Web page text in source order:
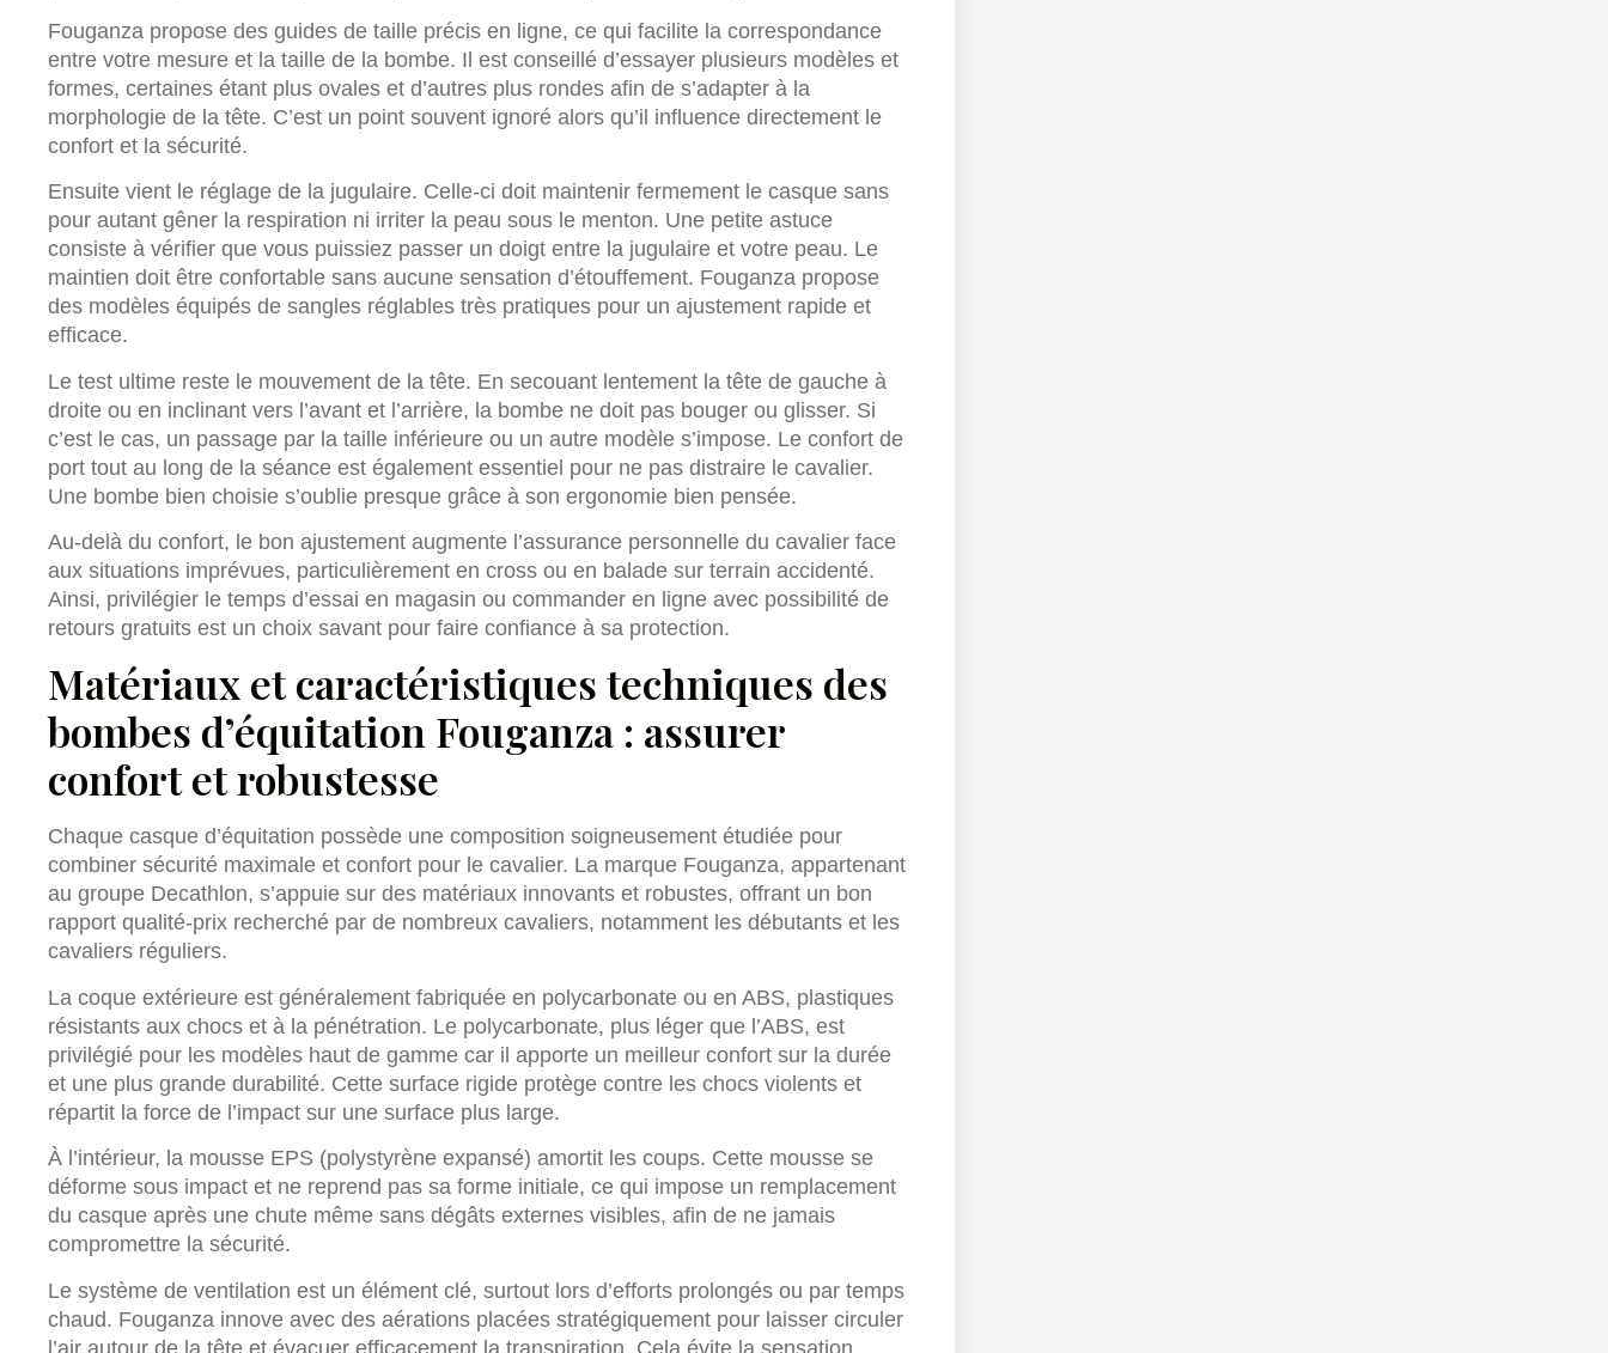
Fouganza propose des guides de taille précis en ligne, ce qui facilite la correspondance
entre votre mesure et la taille de la bombe. Il est conseillé d’essayer plusieurs modèles et
formes, certaines étant plus ovales et d’autres plus rondes afin de s’adapter à la
morphologie de la tête. C’est un point souvent ignoré alors qu’il influence directement le
confort et la sécurité.
Ensuite vient le réglage de la jugulaire. Celle-ci doit maintenir fermement le casque sans
pour autant gêner la respiration ni irriter la peau sous le menton. Une petite astuce
consiste à vérifier que vous puissiez passer un doigt entre la jugulaire et votre peau. Le
maintien doit être confortable sans aucune sensation d’étouffement. Fouganza propose
des modèles équipés de sangles réglables très pratiques pour un ajustement rapide et
efficace.
Le test ultime reste le mouvement de la tête. En secouant lentement la tête de gauche à
droite ou en inclinant vers l’avant et l’arrière, la bombe ne doit pas bouger ou glisser. Si
c’est le cas, un passage par la taille inférieure ou un autre modèle s’impose. Le confort de
port tout au long de la séance est également essentiel pour ne pas distraire le cavalier.
Une bombe bien choisie s’oublie presque grâce à son ergonomie bien pensée.
Au-delà du confort, le bon ajustement augmente l’assurance personnelle du cavalier face
aux situations imprévues, particulièrement en cross ou en balade sur terrain accidenté.
Ainsi, privilégier le temps d’essai en magasin ou commander en ligne avec possibilité de
retours gratuits est un choix savant pour faire confiance à sa protection.
Matériaux et caractéristiques techniques des
bombes d’équitation Fouganza : assurer
confort et robustesse
Chaque casque d’équitation possède une composition soigneusement étudiée pour
combiner sécurité maximale et confort pour le cavalier. La marque Fouganza, appartenant
au groupe Decathlon, s’appuie sur des matériaux innovants et robustes, offrant un bon
rapport qualité-prix recherché par de nombreux cavaliers, notamment les débutants et les
cavaliers réguliers.
La coque extérieure est généralement fabriquée en polycarbonate ou en ABS, plastiques
résistants aux chocs et à la pénétration. Le polycarbonate, plus léger que l’ABS, est
privilégié pour les modèles haut de gamme car il apporte un meilleur confort sur la durée
et une plus grande durabilité. Cette surface rigide protège contre les chocs violents et
répartit la force de l’impact sur une surface plus large.
À l’intérieur, la mousse EPS (polystyrène expansé) amortit les coups. Cette mousse se
déforme sous impact et ne reprend pas sa forme initiale, ce qui impose un remplacement
du casque après une chute même sans dégâts externes visibles, afin de ne jamais
compromettre la sécurité.
Le système de ventilation est un élément clé, surtout lors d’efforts prolongés ou par temps
chaud. Fouganza innove avec des aérations placées stratégiquement pour laisser circuler
l’air autour de la tête et évacuer efficacement la transpiration. Cela évite la sensation